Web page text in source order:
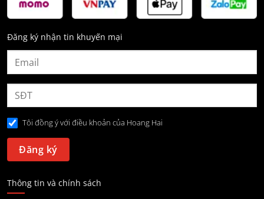
Đăng ký nhận tin khuyến mại
Tôi đồng ý với điều khoản của Hoang Hai
Thông tin và chính sách